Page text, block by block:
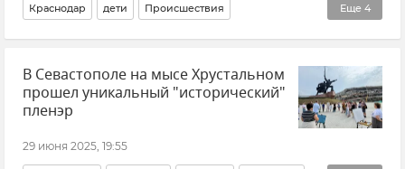
Еще 4
Краснодар дети Происшествия
МВД по Краснодарскому краю
Краснодарский край Поезд Новости
В Севастополе на мысе Хрустальном
прошел уникальный "исторический"
пленэр
29 июня 2025, 19:55